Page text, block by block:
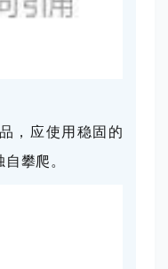
，应使用稳固的
攀爬。